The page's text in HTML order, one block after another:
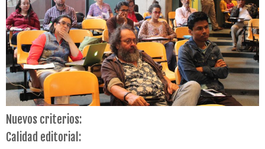
Nuevos criterios:
Calidad editorial: